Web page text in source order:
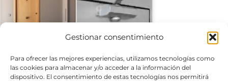
Gestionar consentimiento
Para ofrecer las mejores experiencias, utilizamos tecnologías como
las cookies para almacenar y/o acceder a la información del
dispositivo. El consentimiento de estas tecnologías nos permitirá
Puertas Blindadas
para Puertas